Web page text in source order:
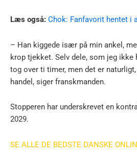
Læs også: Chok: Fanfavorit hentet i
– Han kiggede især på min ankel,
krop tjekket. Selv dele, som jeg
tog over ti timer, men det er
handel, siger franskmanden.
Stopperen har underskrevet en
2029.
SE ALLE DE BEDSTE DANSKE